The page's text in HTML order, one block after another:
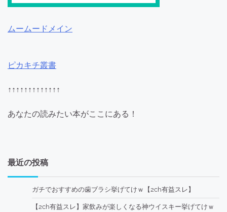
ムームードメイン
ピカキチ叢書
↑↑↑↑↑↑↑↑↑↑↑↑↑
あなたの読みたい本がここにある！
最近の投稿
ガチでおすすめの歯ブラシ挙げてけｗ【2ch有益スレ】
【2ch有益スレ】家飲みが楽しくなる神ウイスキー挙げてけｗ